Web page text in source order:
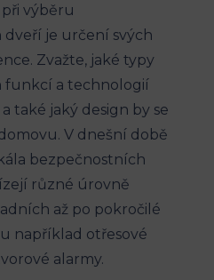
výběru
je určení svých
Zvažte, jaké typy
funkcí a technologií
také jaký design by se
V dnešní době
bezpečnostních
různé úrovně
až po pokročilé
například otřesové
alarmy.